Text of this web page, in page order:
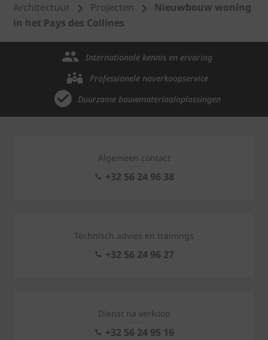
Architectuur Projecten
Nieuwbouw woning
in het Pays des Collines
Internationale kennis en ervaring
Professionele naverkoopservice
Duurzame bouwmateriaaloplossingen
Algemeen contact
+32 56 24 96 38
Technisch advies en trainings
+32 56 24 96 27
Dienst na verkoop
+32 56 24 95 16